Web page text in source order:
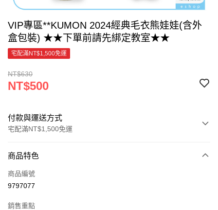
VIP專區**KUMON 2024經典毛衣熊娃娃(含外
盒包裝) ★★下單前請先綁定教室★★
宅配滿NT$1,500免運
NT$630
NT$500
付款與運送方式
宅配滿NT$1,500免運
信用卡一次付款
LINE Pay
商品特色
商品編號
9797077
銷售重點